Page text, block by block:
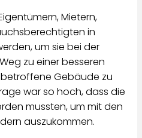
Mietern,
in
um sie bei der
zu einer besseren
Gebäude zu
war so hoch, dass die
mussten, um mit den
auszukommen.